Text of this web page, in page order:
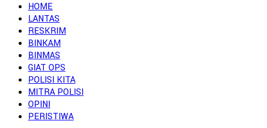
HOME
LANTAS
RESKRIM
BINKAM
BINMAS
GIAT OPS
POLISI KITA
MITRA POLISI
OPINI
PERISTIWA